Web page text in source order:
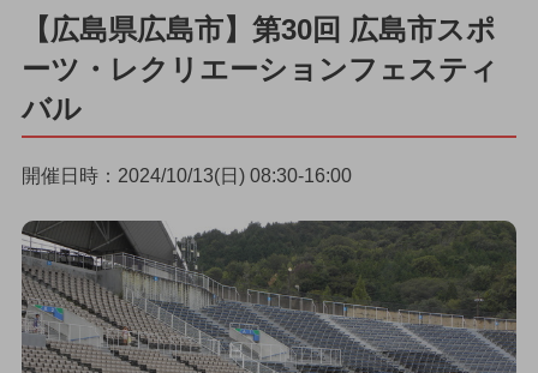
【広島県広島市】第30回 広島市スポ
ーツ・レクリエーションフェスティ
バル
開催日時：2024/10/13(日) 08:30-16:00